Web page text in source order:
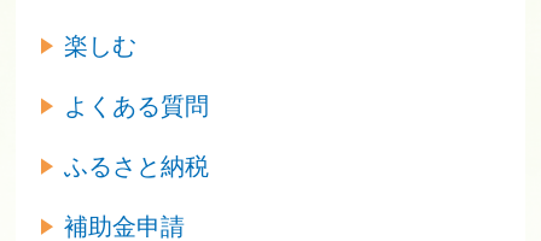
楽しむ
よくある質問
ふるさと納税
補助金申請